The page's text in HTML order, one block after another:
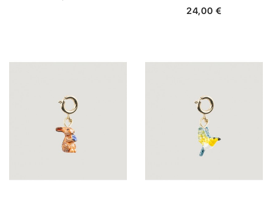
24,00 €